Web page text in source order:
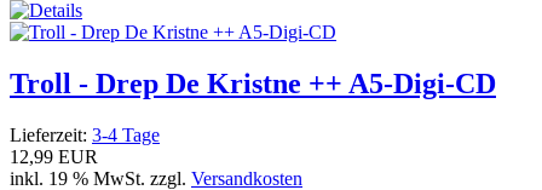
Troll - Drep De Kristne ++ A5-Digi-CD
Lieferzeit: 3-4 Tage
12,99 EUR
inkl. 19 % MwSt. zzgl. Versandkosten